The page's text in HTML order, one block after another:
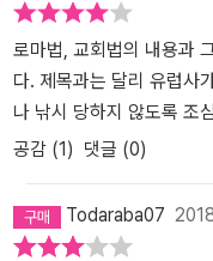
법제사의 입장에서 본다면
와의 단절을 의미하지만,
국 법제사를 의미하기도 한다. “교회는 로마법으로 산다” ▲
제, 별거 등 의외로 친근한
신들의 교회법을 소홀히
양 법제사를 논할 수 없을
구 법 전통의 거대한 축이
로마법, 교회법의 내용과
다. 제목과는 달리 유럽사
나 낚시 당하지 않도록 조
공감 (1 ) 댓글 (0)
Todaraba07